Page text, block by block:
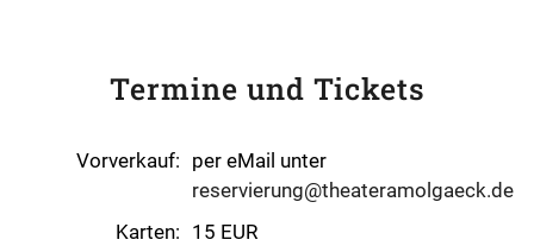
Termine und Tickets
Vorverkauf: per eMail unter
reservierung@theateramolgaeck.de
Karten: 15 EUR